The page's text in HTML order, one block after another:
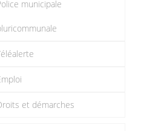
municipale
et démarches